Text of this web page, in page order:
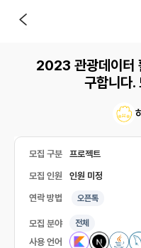
2023 관광데이터
구합니다.
모집 구분 프로젝트
모집 인원 인원 미정
연락 방법 오픈톡
모집 분야 전체
사용 언어